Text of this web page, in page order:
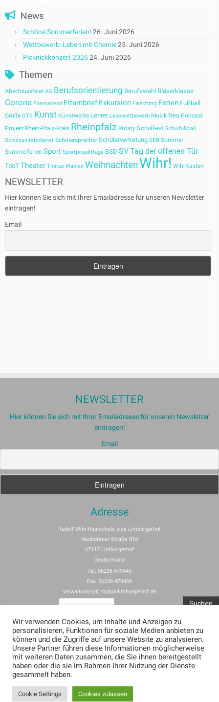
News
Schöne Sommerferien! 26. Juni 2026
Wettbewerb: Leben mit Chemie25. Juni 2026
Picknickkonzert 202624. Juni 2026
Themen
Abschlussfeier AG Berufsorientierung Berufswahl Bläserklasse
Corona Elternabend Elternbrief Exkursion Fasching Ferien Fußball
Grüße GTS Kunst Kunstwerke Lehrer Lesewettbewerb Musik Neu Podcast
Projekt Rhein-Pfalz-Kreis Rheinpfalz Rotary Schulfest Schulfußball
Schulsanitätsdienst Schülersprecher Schülervertretung SEB Sommer
Sommerferien Sport Sportprojekttage SSD SVTag der offenen Tür
TdoT Theater Tinitus Wahlen WeihnachtenWihr! WihrKasten
NEWSLETTER
Hier können Sie sich mit Ihrer Emailadresse für unseren Newsletter
eintragen!
Email
NEWSLETTER
Hier können Sie sich mit Ihrer Emailadresse für unseren Newsletter
eintragen!
Email
Adresse
Rudolf-Wihr-Realschule plus Limburgerhof
Neuhofener Straße 81d
67117 Limburgerhof
Deutschland
Tel. 06236-479440
Fax. 06236-479469
verwaltung (at) rsplus-limburgerhof.de
Impressum
Allgemeine Nutzungsbedingungen für rspus-limburgerhof.de
Erklärung zum Datenschutz (Privacy Policy) für rsplus-limburgerhof.de
Wir verwenden Cookies, um Inhalte und Anzeigen zu
personalisieren, Funktionen für soziale Medien anbieten zu
können und die Zugriffe auf unsere Website zu analysieren.
Unsere Partner führen diese Informationen möglicherweise
mit weiteren Daten zusammen, die Sie ihnen bereitgestellt
haben oder die sie im Rahmen Ihrer Nutzung der Dienste
gesammelt haben.
Cookie Settings Cookies zulassen